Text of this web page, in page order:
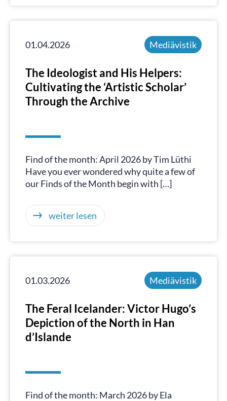
01.04.2026 Mediävistik
The Ideologist and His Helpers:
Cultivating the ‘Artistic Scholar’
Through the Archive
Find of the month: April 2026 by Tim Lüthi
Have you ever wondered why quite a few of
our Finds of the Month begin with […]
weiter lesen
01.03.2026 Mediävistik
The Feral Icelander: Victor Hugo’s
Depiction of the North in Han
d’Islande
Find of the month: March 2026 by Ela